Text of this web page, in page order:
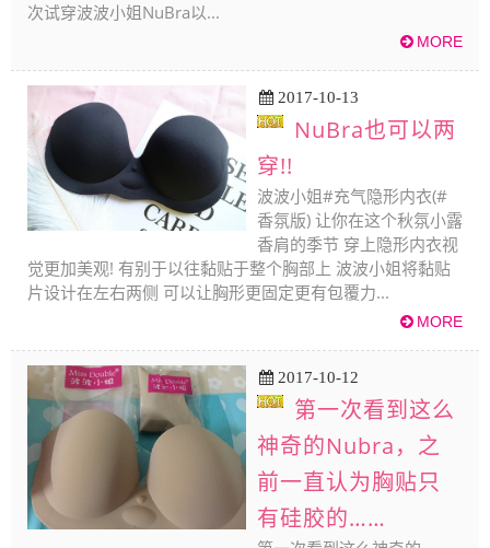
次试穿波波小姐NuBra以...
2017-10-13
NuBra也可以两
穿!!
波波小姐#充气隐形内衣(#
香氛版) 让你在这个秋氛小露
香肩的季节 穿上隐形内衣视
觉更加美观! 有别于以往黏贴于整个胸部上 波波小姐将黏贴
片设计在左右两侧 可以让胸形更固定更有包覆力...
2017-10-12
第一次看到这么
神奇的Nubra，之
前一直认为胸贴只
有硅胶的……